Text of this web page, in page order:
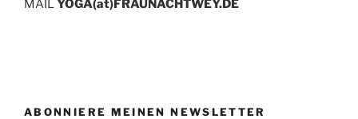
MAIL YOGA(at)FRAUNACHTWEY.DE
ABONNIERE MEINEN NEWSLETTER